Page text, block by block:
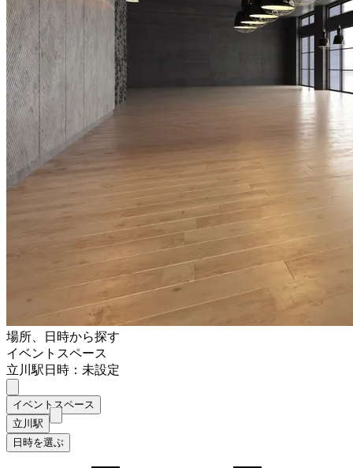
場所、日時から探す
イベントスペース
立川駅日時：未設定
イベントスペース
立川駅
日時を選ぶ